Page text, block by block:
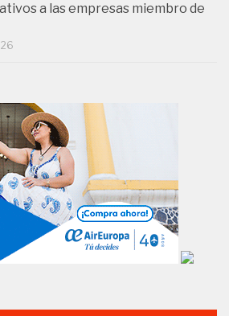
a las empresas miembro de